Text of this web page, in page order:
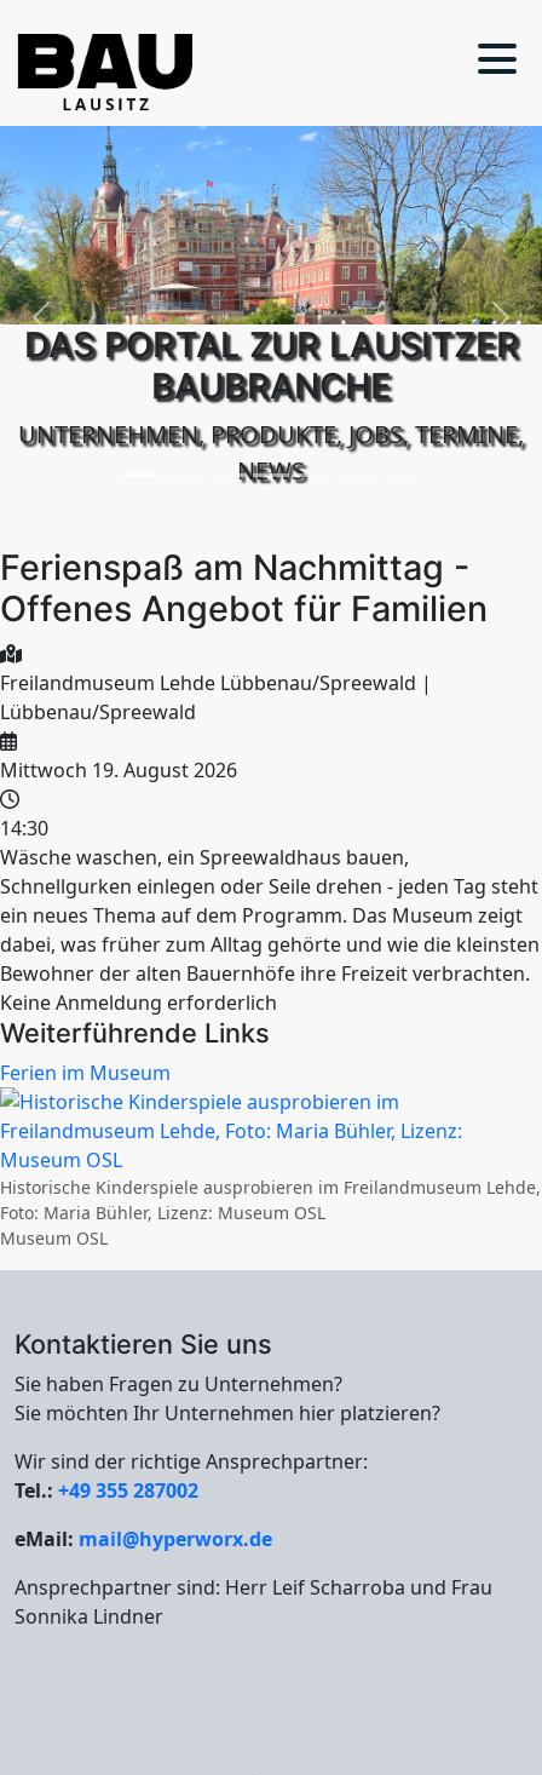
DAS PORTAL ZUR LAUSITZER
BAUBRANCHE
UNTERNEHMEN, PRODUKTE, JOBS, TERMINE,
NEWS
Previous Next
Ferienspaß am Nachmittag -
Offenes Angebot für Familien
Freilandmuseum Lehde Lübbenau/Spreewald |
Lübbenau/Spreewald
Mittwoch 19. August 2026
14:30
Wäsche waschen, ein Spreewaldhaus bauen,
Schnellgurken einlegen oder Seile drehen - jeden Tag steht
ein neues Thema auf dem Programm. Das Museum zeigt
dabei, was früher zum Alltag gehörte und wie die kleinsten
Bewohner der alten Bauernhöfe ihre Freizeit verbrachten.
Keine Anmeldung erforderlich
Weiterführende Links
Ferien im Museum
Historische Kinderspiele ausprobieren im Freilandmuseum Lehde,
Foto: Maria Bühler, Lizenz: Museum OSL
Museum OSL
Kontaktieren Sie uns
Sie haben Fragen zu Unternehmen?
Sie möchten Ihr Unternehmen hier platzieren?
Wir sind der richtige Ansprechpartner:
Tel.: +49 355 287002
eMail: mail@hyperworx.de
Ansprechpartner sind: Herr Leif Scharroba und Frau
Sonnika Lindner